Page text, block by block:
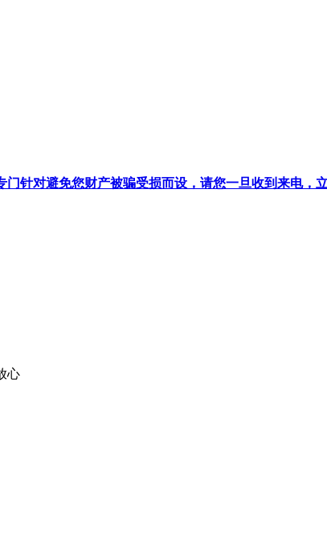
针对避免您财产被骗受损而设，请您一旦收到来电，立
心